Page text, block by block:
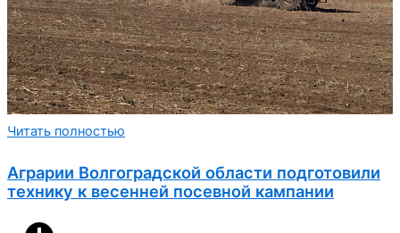
Читать полностью
Аграрии Волгоградской области подготовили
технику к весенней посевной кампании